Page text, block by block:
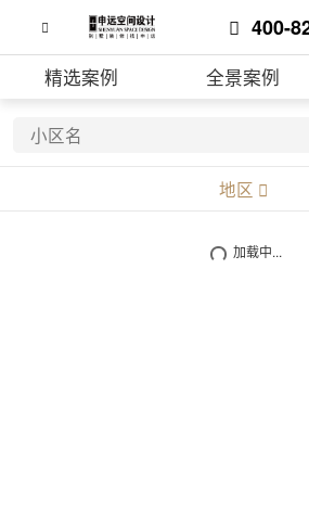
400-
精选案例 全景案例
地区
加载中...